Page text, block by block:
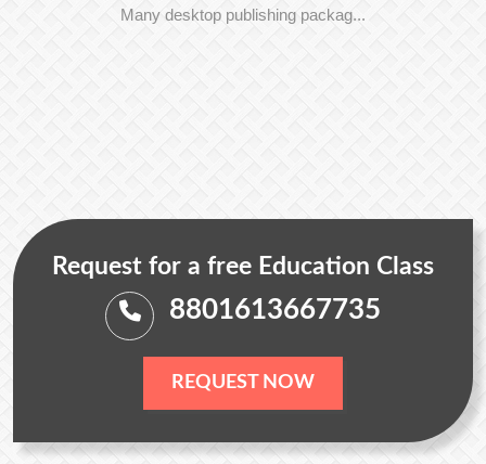
Many desktop publishing packag...
Request for a free Education Class
8801613667735
REQUEST NOW